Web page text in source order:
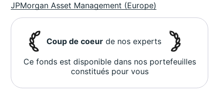
JPMorgan Asset Management (Europe)
Coup de coeur de nos experts
Ce fonds est disponible dans nos portefeuilles
constitués pour vous